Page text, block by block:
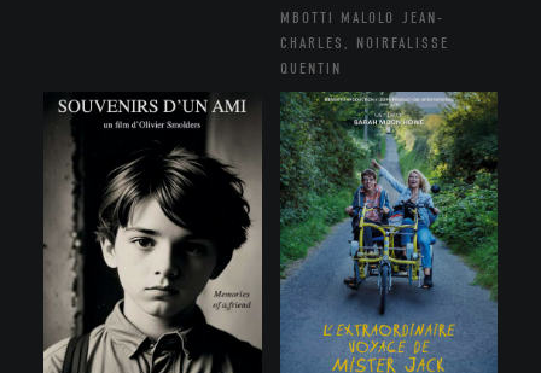
MBOTTI MALOLO JEAN-
CHARLES, NOIRFALISSE
QUENTIN